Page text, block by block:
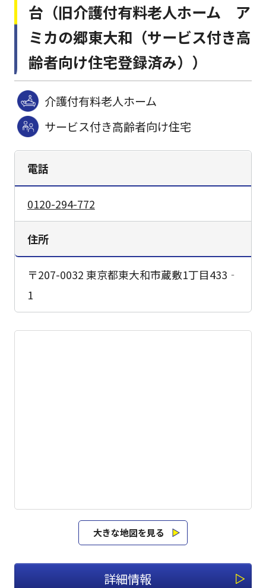
台（旧介護付有料老人ホーム ア
ミカの郷東大和（サービス付き高
齢者向け住宅登録済み））
介護付有料老人ホーム
サービス付き高齢者向け住宅
電話
0120-294-772
住所
〒207-0032 東京都東大和市蔵敷1丁目433‐
1
大きな地図を見る
詳細情報